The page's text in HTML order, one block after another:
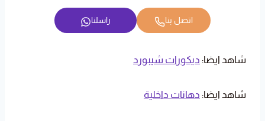
اتصل بنا راسلنا
شاهد ايضا: ديكورات شيبورد
شاهد ايضا: دهانات داخلية